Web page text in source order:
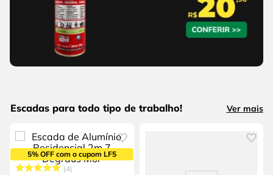
Escadas para todo tipo de trabalho! Ver mais
5% OFF com o cupom LF5
4